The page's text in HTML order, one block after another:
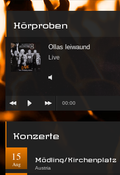
Hörproben
Ollas leiwaund
Live
00:00
Konzerte
15
Aug
Mödling/Kirchenplatz
Austria